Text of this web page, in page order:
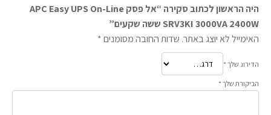
היה הראשון לכתוב סקירה “אל פסק APC Easy UPS On-Line
SRV3KI 3000VA 2400W ששה שקעים”
האימייל לא יוצג באתר. שדות החובה מסומנים*
הדירוג שלך *
הביקורת שלך *